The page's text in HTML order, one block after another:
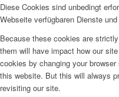
Diese Cookies sind unbedingt
Webseite verfügbaren Dienste
Because these cookies are
them will have impact how our
cookies by changing your
this website. But this will always
revisiting our site.